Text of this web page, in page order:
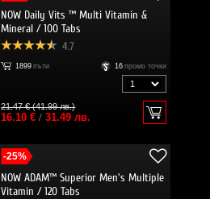
NOW Daily Vits ™ Multi Vitamin &
Mineral / 100 Tabs
4.7
1899 пъти 16 промо точки
21.47 € (41.99 лв.)
16.10 €/ 31.49 лв.
-25%
NOW ADAM™ Superior Men's Multiple
Vitamin / 120 Tabs